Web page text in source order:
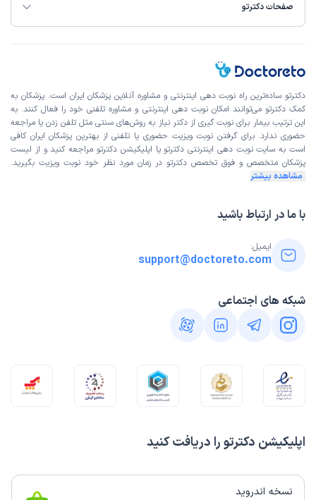
صفحات دکترتو
اپلیکیشن دکترتو را دریافت کنید
نسخه اندروید
دکترتو ساده‌ترین راه نوبت‌ دهی اینترنتی و مشاوره آنلاین پزشکان ایران است. پزشکان به
کمک دکترتو می‌توانند امکان نوبت دهی اینترنتی و مشاوره تلفنی خود را فعال کنند. به
این ترتیب بیمار برای نوبت گیری از دکتر نیاز به روش‌های سنتی مثل تلفن زدن یا مراجعه
حضوری ندارد. برای گرفتن نوبت ویزیت حضوری یا تلفنی از بهترین پزشکان ایران کافی
است به سایت نوبت دهی اینترنتی دکترتو یا اپلیکیشن دکترتو مراجعه کنید و از لیست
پزشکان متخصص و فوق تخصص دکترتو در زمان مورد نظر خود نوبت ویزیت بگیرید.
مشاهده بیشتر
با ما در ارتباط باشید
ایمیل:
support@doctoreto.com
شبکه های اجتماعی